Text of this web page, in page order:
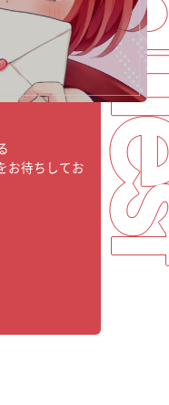
お待ちしてお